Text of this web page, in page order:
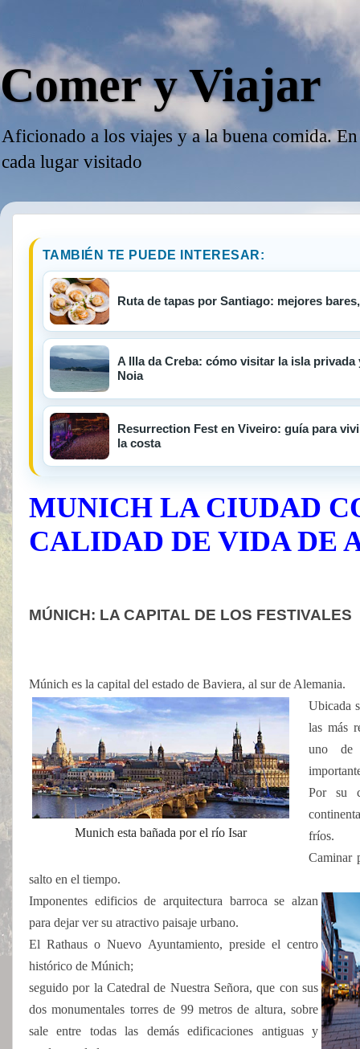
Comer y Viajar
Aficionado a los viajes y a la buena comida.
cada lugar visitado
TAMBIÉN TE PUEDE INTERESAR:
Ruta de tapas por Santiago: mejores
A Illa da Creba: cómo visitar la isla
Noia
Resurrection Fest en Viveiro: guía para
la costa
MUNICH LA CIUDAD
CALIDAD DE VIDA DE
MÚNICH: LA CAPITAL DE LOS FESTIVALES
Múnich es la capital del estado de Baviera, al sur de Alemania.
Munich esta bañada por el río Isar
Ubicada
las más
uno de
Por su
fríos.
Caminar
salto en el tiempo.
Imponentes edificios de arquitectura barroca se alzan
para dejar ver su atractivo paisaje urbano.
El Rathaus o Nuevo Ayuntamiento, preside el centro
histórico de Múnich;
seguido por la Catedral de Nuestra Señora, que con sus
dos monumentales torres de 99 metros de altura, sobre
sale entre todas las demás edificaciones antiguas y